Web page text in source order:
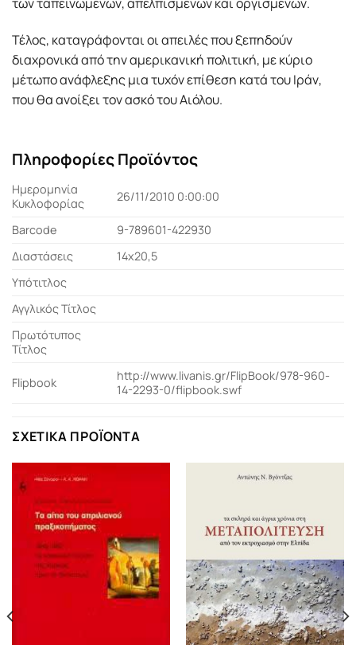
Τέλος, καταγράφονται οι απειλές που ξεπηδούν
διαχρονικά από την αμερικανική πολιτική, με κύριο
μέτωπο ανά­φλεξης μια τυχόν επίθεση κατά του Ιράν,
που θα ανοίξει τον ασκό του Αιόλου.
Πληροφορίες Προϊόντος
Ημερομηνία
Κυκλοφορίας
26/11/2010 0:00:00
Barcode
9-789601-422930
Διαστάσεις
14x20,5
Υπότιτλος
Αγγλικός Τίτλος
Πρωτότυπος
Τίτλος
Flipbook
http://www.livanis.gr/FlipBook/978-960-
14-2293-0/flipbook.swf
ΣΧΕΤΙΚΆ ΠΡΟΪΌΝΤΑ